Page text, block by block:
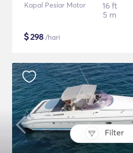
Filter
Kapal Pesiar Motor
16 ft
5 m
$298 /hari